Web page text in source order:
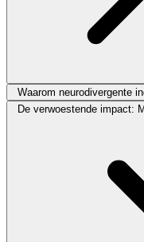
Waarom neurodivergente
De verwoestende impact: